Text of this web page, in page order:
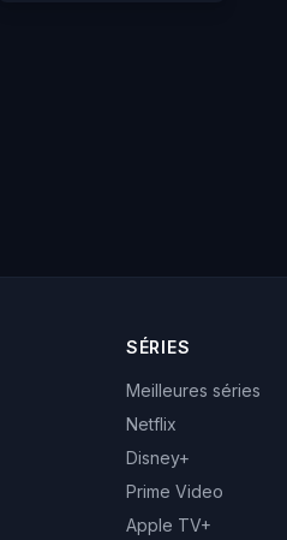
SÉRIES
Meilleures séries
Netflix
Disney+
Prime Video
Apple TV+